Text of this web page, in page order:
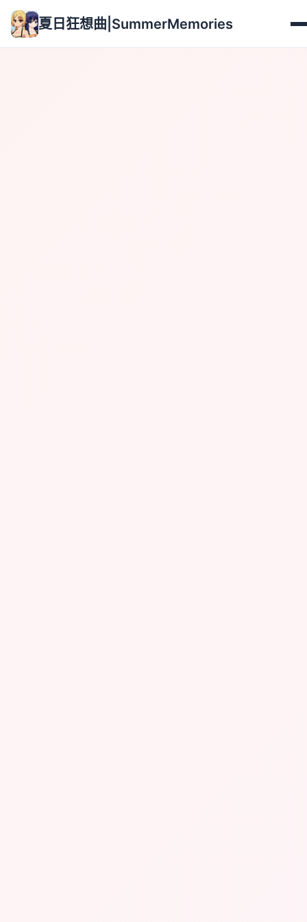
夏日狂想曲|SummerMemories